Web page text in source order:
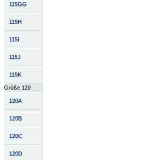
115GG
115H
115I
115J
115K
Größe 120
120A
120B
120C
120D